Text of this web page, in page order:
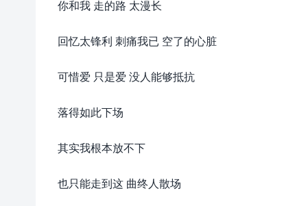
你和我 走的路 太漫长
回忆太锋利 刺痛我已 空了的心脏
可惜爱 只是爱 没人能够抵抗
落得如此下场
其实我根本放不下
也只能走到这 曲终人散场